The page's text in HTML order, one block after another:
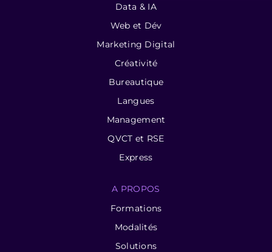
Data & IA
Web et Dév
Marketing Digital
Créativité
Bureautique
Langues
Management
QVCT et RSE
Express
A PROPOS
Formations
Modalités
Solutions